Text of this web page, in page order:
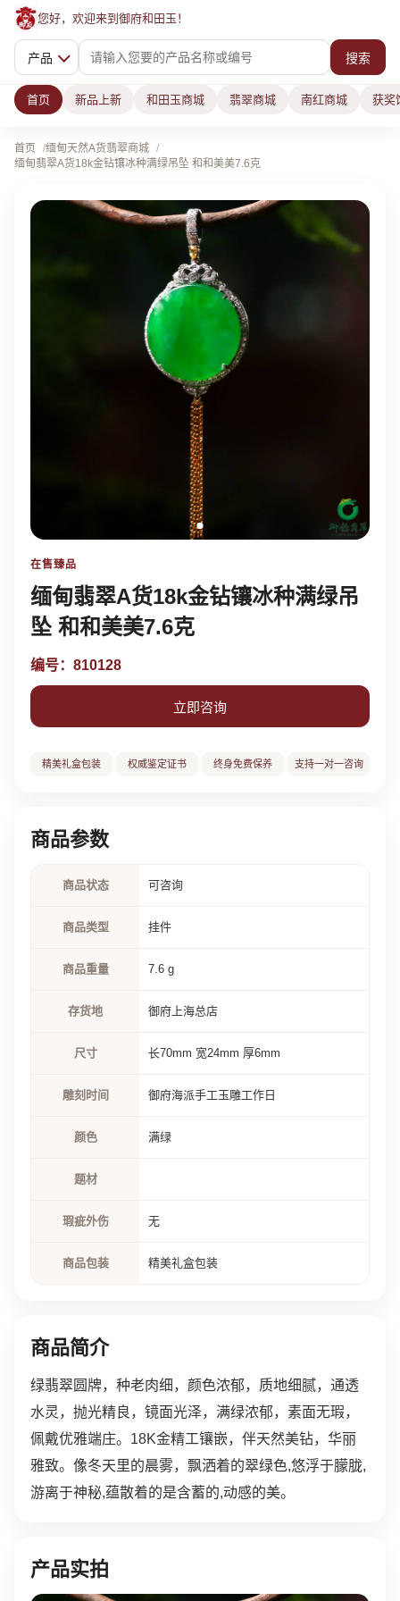
您好，欢迎来到御府和田玉！
产品 搜索
首页 新品上新 和田玉商城 翡翠商城 南红商城 获奖
首页
缅甸天然A货翡翠商城
缅甸翡翠A货18k金钻镶冰种满绿吊坠 和和美美7.6克
在售臻品
缅甸翡翠A货18k金钻镶冰种满绿吊
坠 和和美美7.6克
编号：810128
立即咨询
精美礼盒包装 权威鉴定证书 终身免费保养 支持一对一咨询
商品参数
商品状态 可咨询
商品类型 挂件
商品重量 7.6 g
存货地 御府上海总店
尺寸 长70mm 宽24mm 厚6mm
雕刻时间 御府海派手工玉雕工作日
颜色 满绿
题材
瑕疵外伤 无
商品包装 精美礼盒包装
商品简介
绿翡翠圆牌，种老肉细，颜色浓郁，质地细腻，通透
水灵，抛光精良，镜面光泽，满绿浓郁，素面无瑕，
佩戴优雅端庄。18K金精工镶嵌，伴天然美钻，华丽
雅致。像冬天里的晨雾，飘洒着的翠绿色,悠浮于朦胧,
游离于神秘,蕴散着的是含蓄的,动感的美。
产品实拍